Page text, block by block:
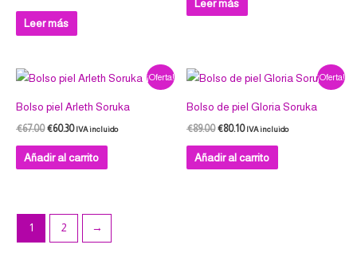
Leer más
Leer más
¡Oferta!
Bolso piel Arleth Soruka
€67.00
El
precio
era:
€67.00.
€60.30
El
es:
€60.30.
IVA incluido
Añadir al carrito
¡Oferta!
Bolso de piel Gloria Soruka
€89.00
El
era:
€89.00.
€80.10
El
precio
es:
€80.10.
IVA incluido
Añadir al carrito
1 2 →